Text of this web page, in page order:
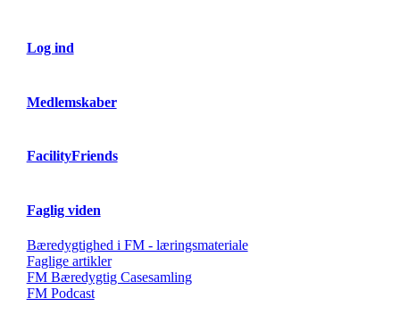
Log ind
Medlemskaber
FacilityFriends
Faglig viden
Bæredygtighed i FM - læringsmateriale
Faglige artikler
FM Bæredygtig Casesamling
FM Podcast